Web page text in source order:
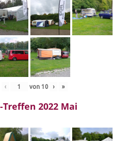
‹ von 10 › »
Treffen 2022 Mai